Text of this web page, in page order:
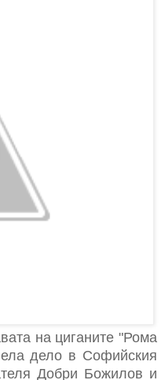
на циганите "Рома
дело в Софийския
Добри Божилов и